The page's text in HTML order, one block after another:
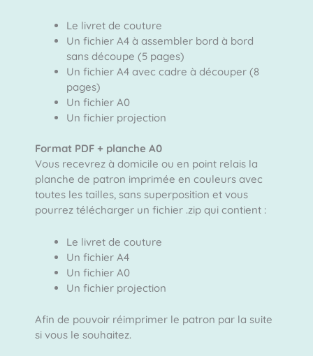
Le livret de couture
Un fichier A4 à assembler bord à bord
sans découpe (5 pages)
Un fichier A4 avec cadre à découper (8
pages)
Un fichier A0
Un fichier projection
Format PDF + planche A0
Vous recevrez à domicile ou en point relais la
planche de patron imprimée en couleurs avec
toutes les tailles, sans superposition et vous
pourrez télécharger un fichier .zip qui contient :
Le livret de couture
Un fichier A4
Un fichier A0
Un fichier projection
Afin de pouvoir réimprimer le patron par la suite
si vous le souhaitez.